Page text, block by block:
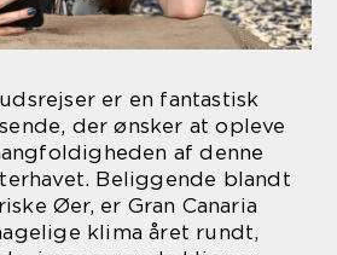
er en fantastisk
der ønsker at opleve
af denne
Beliggende blandt
Øer, er Gran Canaria
klima året rundt,